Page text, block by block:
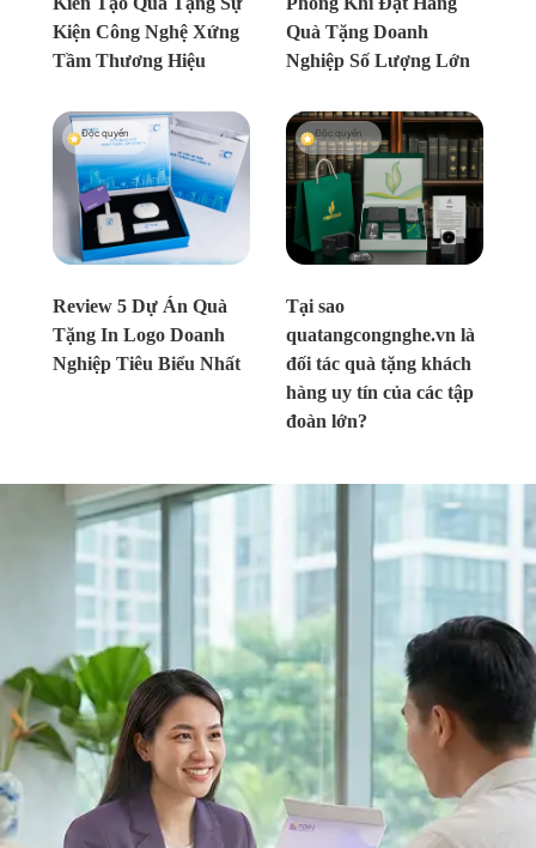
Kiện Công Nghệ Xứng
Tầm Thương Hiệu
Quà Tặng Doanh
Nghiệp Số Lượng Lớn
Review 5 Dự Án Quà
Tặng In Logo Doanh
Nghiệp Tiêu Biểu Nhất
Độc quyền
Tại sao
quatangcongnghe.vn là
đối tác quà tặng khách
hàng uy tín của các tập
đoàn lớn?
Độc quyền